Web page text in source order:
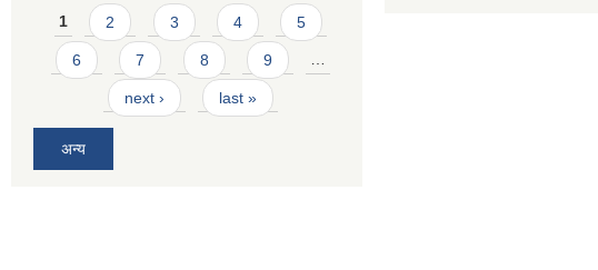
Pages
1 2 3 4 5
6 7 8 9 …
next › last »
अन्य